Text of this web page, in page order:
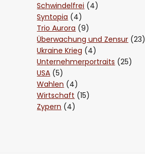
Schwindelfrei (4)
Syntopia (4)
Trio Aurora (9)
Überwachung und Zensur (23)
Ukraine Krieg (4)
Unternehmerportraits (25)
USA (5)
Wahlen (4)
Wirtschaft (15)
Zypern (4)